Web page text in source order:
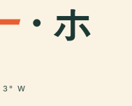
・ホ
3° W